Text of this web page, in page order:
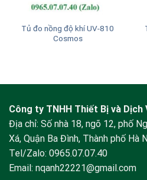
Tủ đo nồng độ khí UV-810
Cosmos
Công ty TNHH Thiết Bị và Dịch
Địa chỉ: Số nhà 18, ngõ 12, phố
Xá, Quận Ba Đình, Thành phố Hà
Tel/Zalo: 0965.07.07.40
Email: nqanh22221@gmail.com